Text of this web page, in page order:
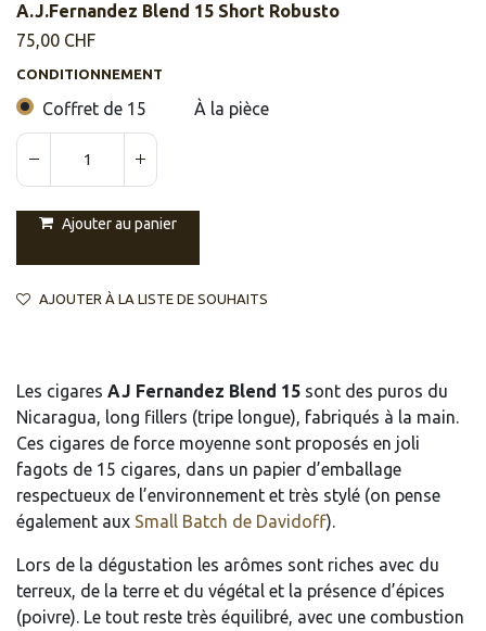
A.J.Fernandez Blend 15 Short Robusto
75,00 CHF
CONDITIONNEMENT
Coffret de 15 À la pièce
Ajouter au panier
AJOUTER À LA LISTE DE SOUHAITS
Les cigares AJ Fernandez Blend 15 sont des puros du
Nicaragua, long fillers (tripe longue), fabriqués à la main.
Ces cigares de force moyenne sont proposés en joli
fagots de 15 cigares, dans un papier d’emballage
respectueux de l’environnement et très stylé (on pense
également aux Small Batch de Davidoff).
Lors de la dégustation les arômes sont riches avec du
terreux, de la terre et du végétal et la présence d’épices
(poivre). Le tout reste très équilibré, avec une combustion